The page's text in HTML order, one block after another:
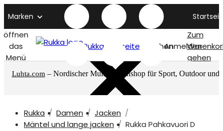
Marken
öffnen
das
Menü
Rukka titelseite SuchenAnmelden
Zum
gehen
Luhta.com – Nordischer Multimarkenshop für Sport, Outdoor und
Rukka Damen
Jacken
Mäntel und lange jacken
Rukka Pahkavuori D